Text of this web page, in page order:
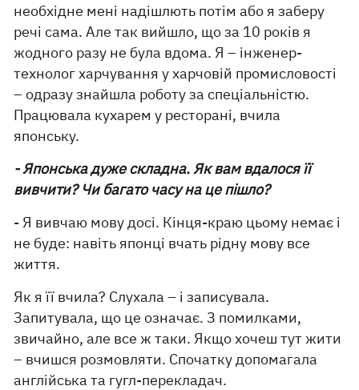
необхідне мені надішлють потім або я заберу
речі сама. Але так вийшло, що за 10 років я
жодного разу не була вдома. Я – інженер-
технолог харчування у харчовій промисловості
– одразу знайшла роботу за спеціальністю.
Працювала кухарем у ресторані, вчила
японську.
- Японська дуже складна. Як вам вдалося її
вивчити? Чи багато часу на це пішло?
- Я вивчаю мову досі. Кінця-краю цьому немає і
не буде: навіть японці вчать рідну мову все
життя.
Як я її вчила? Слухала – і записувала.
Запитувала, що це означає. З помилками,
звичайно, але все ж таки. Якщо хочеш тут жити
– вчишся розмовляти. Спочатку допомагала
англійська та гугл-перекладач.